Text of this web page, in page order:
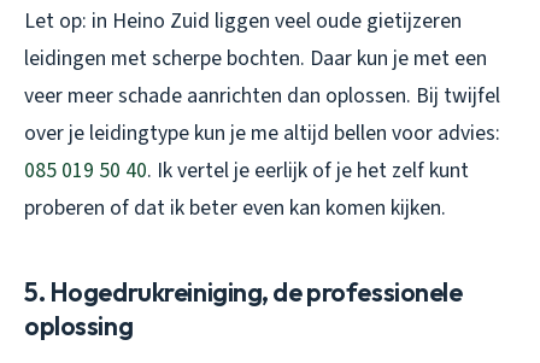
Let op: in Heino Zuid liggen veel oude gietijzeren
leidingen met scherpe bochten. Daar kun je met een
veer meer schade aanrichten dan oplossen. Bij twijfel
over je leidingtype kun je me altijd bellen voor advies:
085 019 50 40. Ik vertel je eerlijk of je het zelf kunt
proberen of dat ik beter even kan komen kijken.
5. Hogedrukreiniging, de professionele
oplossing